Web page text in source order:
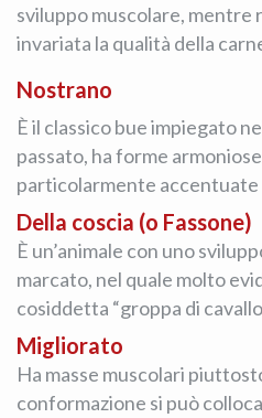
sviluppo muscolare, mentre
invariata la qualità della
Nostrano
È il classico bue impiegato
passato, ha forme
particolarmente accentuate
Della coscia (o Fassone)
È un’animale con uno
marcato, nel quale molto
cosiddetta “groppa di
Migliorato
Ha masse muscolari
conformazione si può